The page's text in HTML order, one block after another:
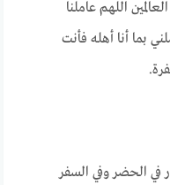
اللهم عاملنا
بما أنا أهله فأنت
في الحضر وفي السفر